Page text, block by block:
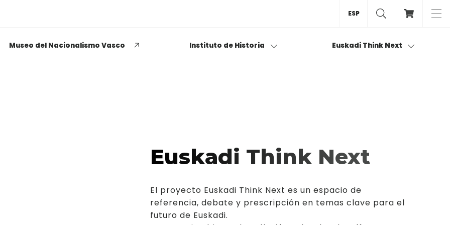
Museo del Nacionalismo Vasco Instituto de Historia Euskadi Think Next
respecto a lo que significa
ESP
Euskadi Think Next
El proyecto Euskadi Think Next es un espacio de
referencia, debate y prescripción en temas clave para el
futuro de Euskadi.